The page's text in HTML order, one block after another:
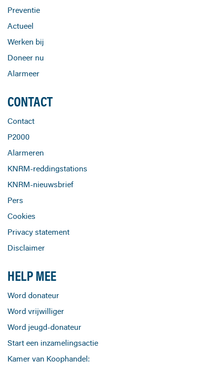
Preventie
Actueel
Werken bij
Doneer nu
Alarmeer
CONTACT
Contact
P2000
Alarmeren
KNRM-reddingstations
KNRM-nieuwsbrief
Pers
Cookies
Privacy statement
Disclaimer
HELP MEE
Word donateur
Word vrijwilliger
Word jeugd-donateur
Start een inzamelingsactie
Kamer van Koophandel: